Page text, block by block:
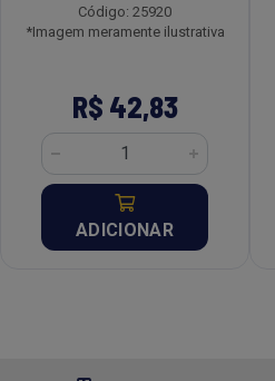
Código: 25920
*Imagem meramente ilustrativa
R$ 42,83
ADICIONAR